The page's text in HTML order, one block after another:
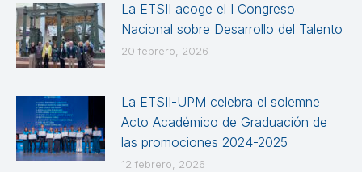
La ETSII acoge el I Congreso
Nacional sobre Desarrollo del Talento
20 febrero, 2026
La ETSII-UPM celebra el solemne
Acto Académico de Graduación de
las promociones 2024-2025
12 febrero, 2026